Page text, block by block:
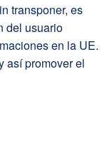
transponer, es
del usuario
en la UE.
así promover el